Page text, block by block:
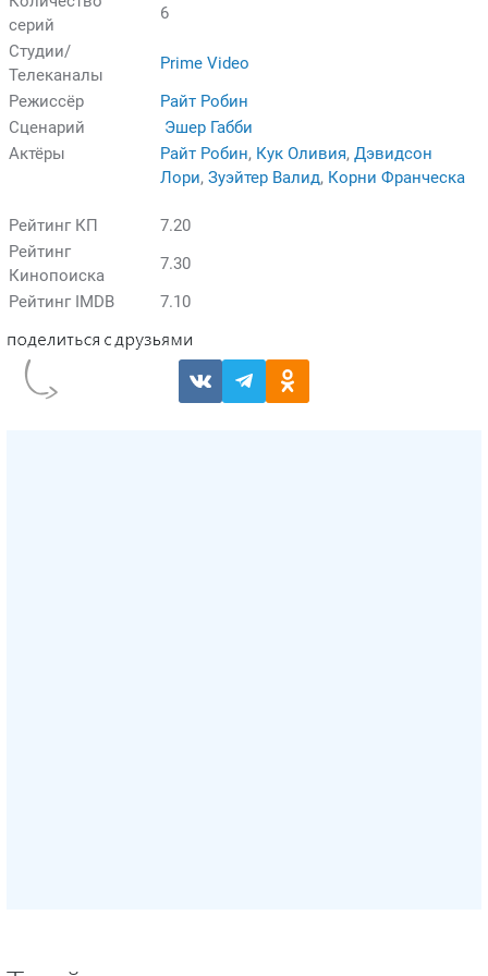
серий
6
Студии/
Телеканалы
Prime Video
Режиссёр
Райт Робин
Сценарий
Эшер Габби
Актёры
Райт Робин, Кук Оливия, Дэвидсон
Лори, Зуэйтер Валид, Корни Франческа
Рейтинг КП
7.20
Рейтинг
Кинопоиска
7.30
Рейтинг IMDB
7.10